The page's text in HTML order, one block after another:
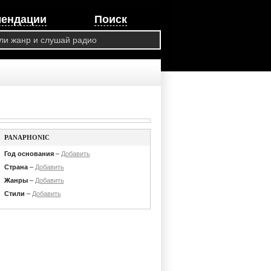
Поиск
PANAPHONIC
Год основания– Добавить
Страна– Добавить
Жанры– Добавить
Стили – Добавить